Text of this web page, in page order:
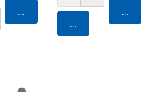
Agregar
Agregar